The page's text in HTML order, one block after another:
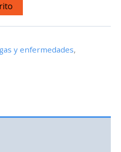
y enfermedades,